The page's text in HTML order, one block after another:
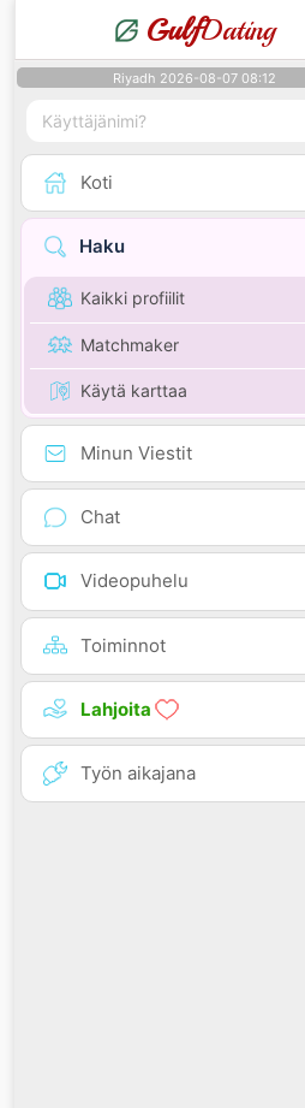
GulfDating
Riyadh 2026-08-07 08:12
Koti
Haku
Kaikki profiilit
Matchmaker
Käytä karttaa
Minun Viestit
Chat
Videopuhelu
Toiminnot
Lahjoita
Työn aikajana